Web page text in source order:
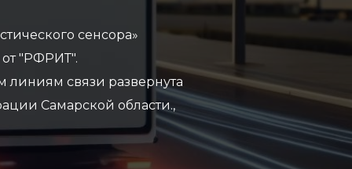
сенсора»
"РФРИТ".
линиям связи развернута
Самарской области.,